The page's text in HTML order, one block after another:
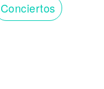
Conciertos